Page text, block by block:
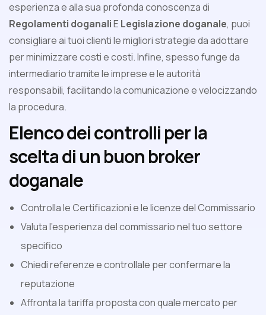
esperienza e alla sua profonda conoscenza di
Regolamenti doganaliE Legislazione doganale, puoi
consigliare ai tuoi clienti le migliori strategie da adottare
per minimizzare costi e costi. Infine, spesso funge da
intermediario tramite le imprese e le autorità
responsabili, facilitando la comunicazione e velocizzando
la procedura.
Elenco dei controlli per la
scelta di un buon broker
doganale
Controlla le Certificazioni e le licenze del Commissario
Valuta l'esperienza del commissario nel tuo settore
specifico
Chiedi referenze e controllale per confermare la
reputazione
Affronta la tariffa proposta con quale mercato per